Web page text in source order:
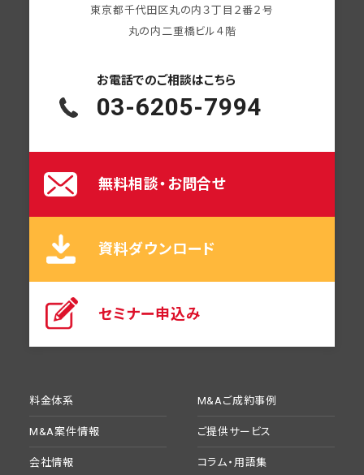
料金体系 M&Aご成約事例
M&A案件情報 ご提供サービス
会社情報 コラム・用語集
東京都千代田区丸の内３丁目２番２号
丸の内二重橋ビル４階
お電話でのご相談はこちら
03-6205-7994
無料相談・お問合せ
資料ダウンロード
セミナー申込み